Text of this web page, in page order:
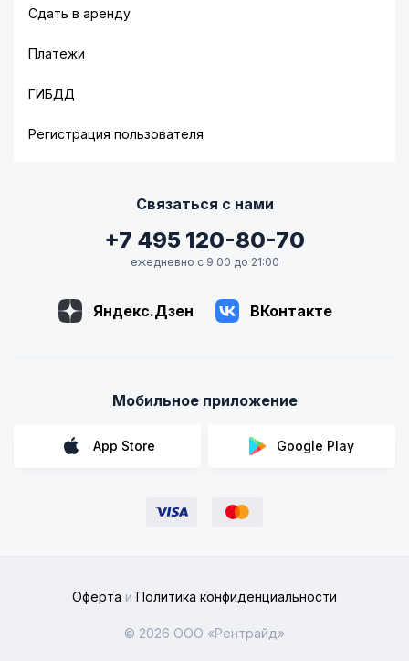
Сдать в аренду
Платежи
ГИБДД
Регистрация пользователя
Связаться с нами
+7 495 120-80-70
ежедневно с 9:00 до 21:00
Яндекс.Дзен ВКонтакте
Мобильное приложение
App Store Google Play
Оферта и Политика конфиденциальности
© 2026 ООО «Рентрайд»